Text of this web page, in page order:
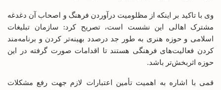
وی با تاکید بر اینکه از مظلومیت درآوردن فرهنگ و اصحاب آن دغدغه
مشترک اهالی این نشست است، تصریح کرد: سازمان تبلیغات
اسلامی و حوزه هنری به طور جد درصدد بهینه‌تر کردن و برنامه‌مند
کردن فعالیت‌های فرهنگی هستند تا اقدامات صورت گرفته در این
حوزه اثربخش‌تر باشد.
قمی با اشاره به اهمیت تأمین اعتبارات لازم جهت رفع مشکلات